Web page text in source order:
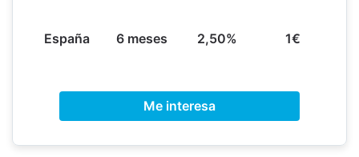
España 6 meses 2,50% 1€
Me interesa